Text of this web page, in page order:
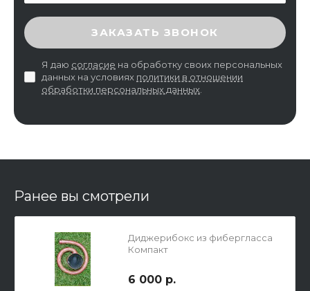
ВВЕДИТЕ ПРОВЕРОЧНЫЙ КОД
ЗАКАЗАТЬ ЗВОНОК
Я даю согласие на обработку своих персональных
данных на условиях политики в отношении
обработки персональных данных
Ранее вы смотрели
Диджерибокс из фибергласса
Компакт
6 000 р.